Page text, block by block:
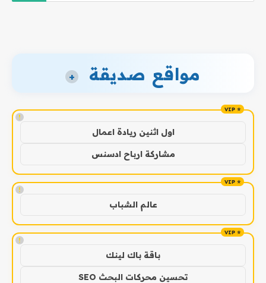
مواقع صديقة +
!
اول اثنين ريادة اعمال
مشاركة ارباح ادسنس
!
عالم الشباب
!
باقة باك لينك
تحسين محركات البحث SEO